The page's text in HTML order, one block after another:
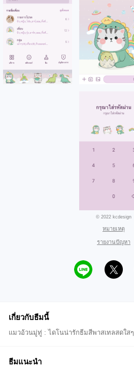
© 2022 kcdesign
หมายเหตุ
รายงานปัญหา
เกี่ยวกับธีมนี้
แมวอ้วนมู่ทู่ : ไดโนน่ารักธีมสีพาสเทลสดใสๆ
ธีมแนะนำ